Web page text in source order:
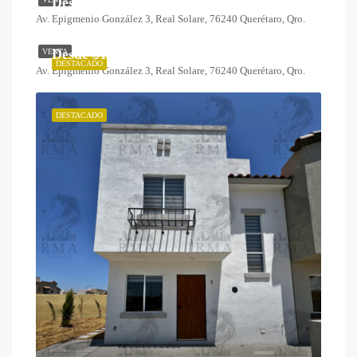
Av. Epigmenio González 3, Real Solare, 76240 Querétaro, Qro.
VENTA
DESTACADO
Desde $1,259,000
Av. Epigmenio González 3, Real Solare, 76240 Querétaro, Qro.
DESTACADO